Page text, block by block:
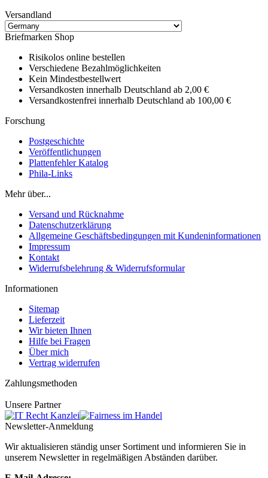
Versandland
Briefmarken Shop
Risikolos online bestellen
Verschiedene Bezahlmöglichkeiten
Kein Mindestbestellwert
Versandkosten innerhalb Deutschland ab 2,00 €
Versandkostenfrei innerhalb Deutschland ab 100,00 €
Forschung
Postgeschichte
Veröffentlichungen
Plattenfehler Katalog
Phila-Links
Mehr über...
Versand und Rücknahme
Datenschutzerklärung
Allgemeine Geschäftsbedingungen mit Kundeninformationen
Impressum
Kontakt
Widerrufsbelehrung & Widerrufsformular
Informationen
Sitemap
Lieferzeit
Wir bieten Ihnen
Hilfe bei Fragen
Über mich
Vertrag widerrufen
Zahlungsmethoden
Unsere Partner
Newsletter-Anmeldung
Wir aktualisieren ständig unser Sortiment und informieren Sie in
unserem Newsletter in regelmäßigen Abständen darüber.